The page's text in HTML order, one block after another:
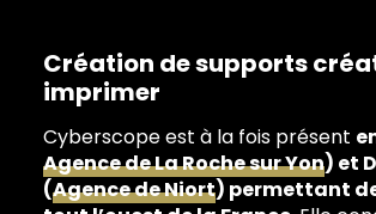
Création de supports
imprimer
Cyberscope est à la fois présent
Agence de La Roche sur Yon) et
(Agence de Niort) permettant